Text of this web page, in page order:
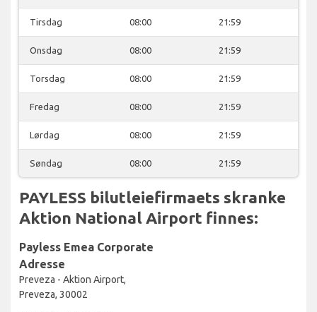
Tirsdag 08:00 21:59
Onsdag 08:00 21:59
Torsdag 08:00 21:59
Fredag 08:00 21:59
Lørdag 08:00 21:59
Søndag 08:00 21:59
PAYLESS bilutleiefirmaets skranke
Aktion National Airport finnes:
Payless Emea Corporate
Adresse
Preveza - Aktion Airport,
Preveza, 30002